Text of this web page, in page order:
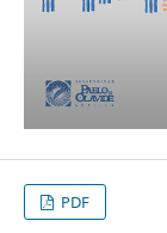
PDF